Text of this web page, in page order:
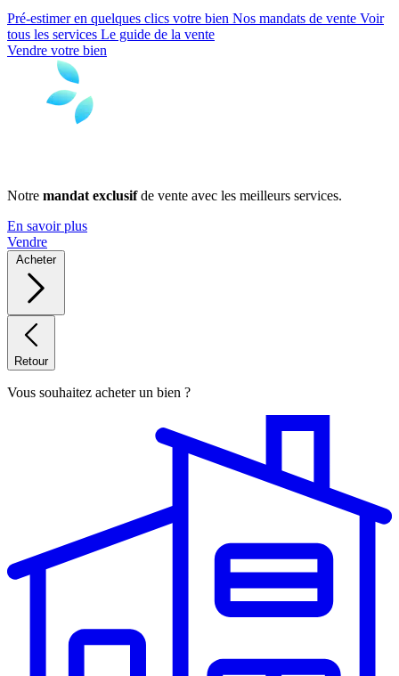
Pré-estimer en quelques clics votre bien Nos mandats de vente Voir
tous les services Le guide de la vente
Vendre votre bien
Notre mandat exclusifde vente avec les meilleurs services.
En savoir plus
Vendre
Acheter
Retour
Vous souhaitez acheter un bien ?